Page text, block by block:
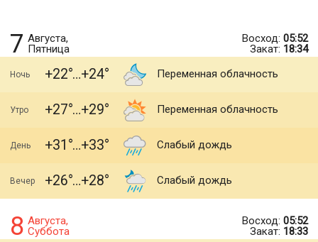
7 Августа,
Пятница
Восход: 05:52
Закат: 18:34
Ночь +22 +24 Переменная облачность
Утро +27 +29 Переменная облачность
День +31 +33 Слабый дождь
Вечер +26 +28 Слабый дождь
8 Августа,
Суббота
Восход: 05:52
Закат: 18:33